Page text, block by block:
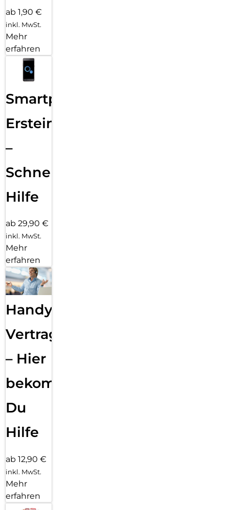
ab 1,90 €
inkl. MwSt.
Mehr
erfahren
Smartphone
Ersteinrichtung
–
Schnelle
Hilfe
ab 29,90 €
inkl. MwSt.
Mehr
erfahren
Handy
Vertragsabwicklung
– Hier
bekommst
Du
Hilfe
ab 12,90 €
inkl. MwSt.
Mehr
erfahren